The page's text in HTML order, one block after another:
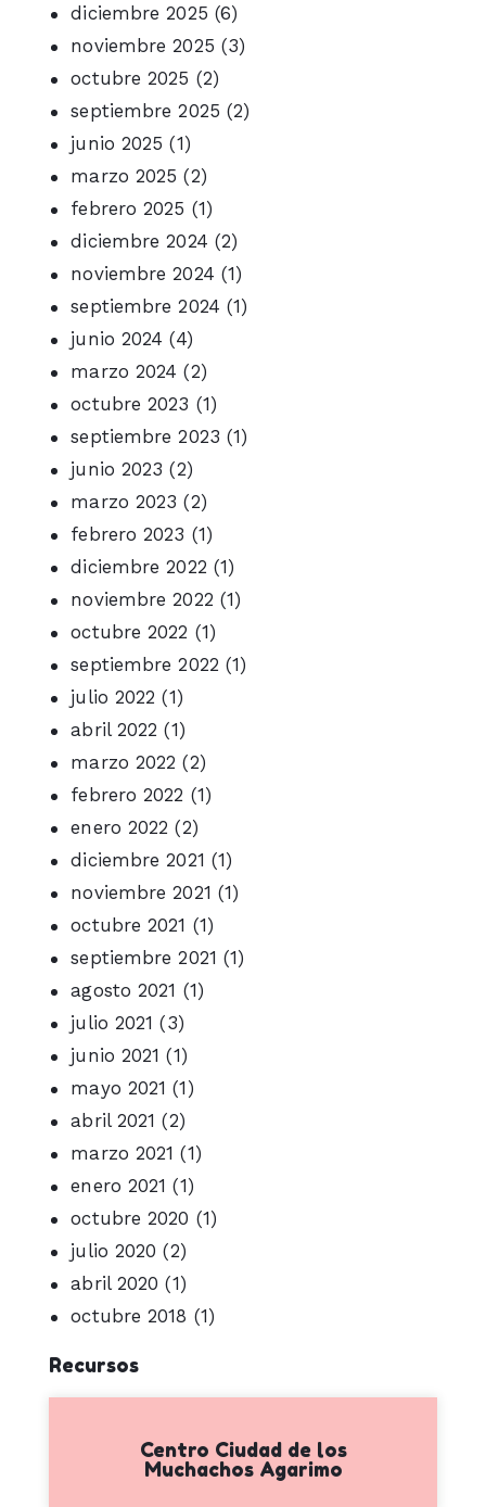
diciembre 2025 (6)
noviembre 2025 (3)
octubre 2025 (2)
septiembre 2025 (2)
junio 2025 (1)
marzo 2025 (2)
febrero 2025 (1)
diciembre 2024 (2)
noviembre 2024 (1)
septiembre 2024 (1)
junio 2024 (4)
marzo 2024 (2)
octubre 2023 (1)
septiembre 2023 (1)
junio 2023 (2)
marzo 2023 (2)
febrero 2023 (1)
diciembre 2022 (1)
noviembre 2022 (1)
octubre 2022 (1)
septiembre 2022 (1)
julio 2022 (1)
abril 2022 (1)
marzo 2022 (2)
febrero 2022 (1)
enero 2022 (2)
diciembre 2021 (1)
noviembre 2021 (1)
octubre 2021 (1)
septiembre 2021 (1)
agosto 2021 (1)
julio 2021 (3)
junio 2021 (1)
mayo 2021 (1)
abril 2021 (2)
marzo 2021 (1)
enero 2021 (1)
octubre 2020 (1)
julio 2020 (2)
abril 2020 (1)
octubre 2018 (1)
Recursos
Centro Ciudad de los
Muchachos Agarimo